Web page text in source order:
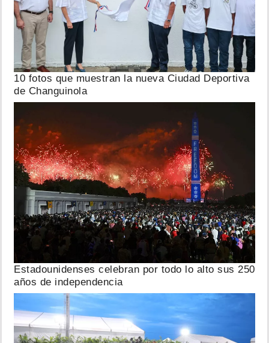
10 fotos que muestran la nueva Ciudad Deportiva
de Changuinola
Estadounidenses celebran por todo lo alto sus 250
años de independencia